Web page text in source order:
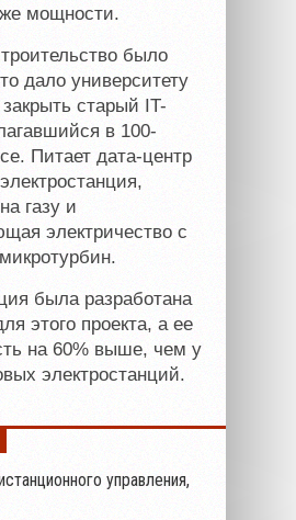
мощности.
было
дало университету
старый IT-
в 100-
Питает дата-центр
газу и
электричество с
была разработана
этого проекта, а ее
на 60% выше, чем у
электростанций.
управления,